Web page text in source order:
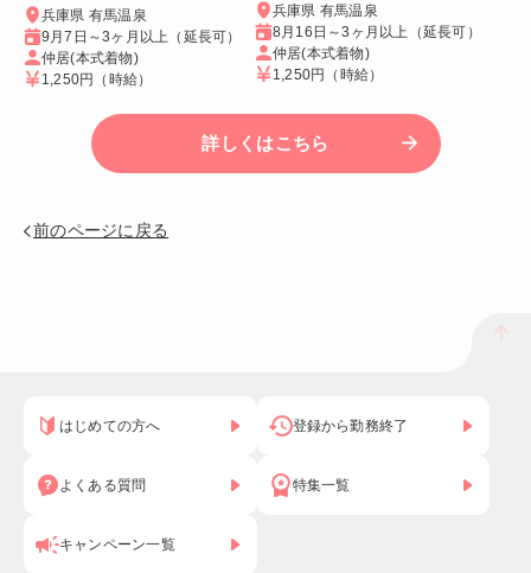
兵庫県 有馬温泉
9月7日～3ヶ月以上（延長可）
仲居(本式着物)
1,250円 （時給）
兵庫県 有馬温泉
8月16日～3ヶ月以上（延長可）
仲居(本式着物)
1,250円 （時給）
詳しくはこちら
前のページに戻る
はじめての方へ 登録から勤務終了
よくある質問 特集一覧
キャンペーン一覧